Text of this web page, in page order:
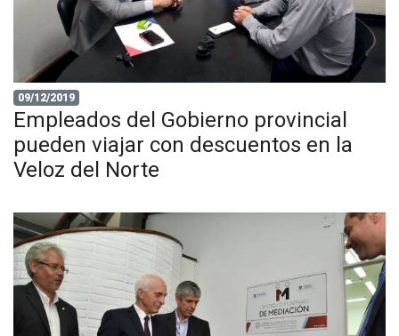
09/12/2019
Empleados del Gobierno provincial
pueden viajar con descuentos en la
Veloz del Norte